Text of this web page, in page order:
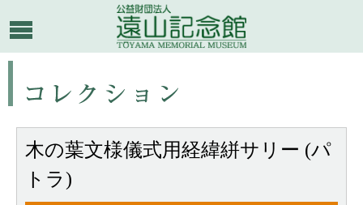
木の葉文様儀式用経緯絣サリー (パ
トラ)